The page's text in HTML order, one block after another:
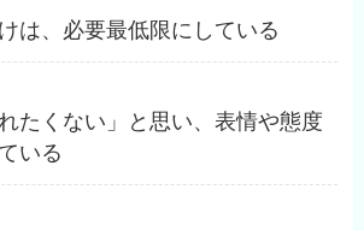
は、必要最低限にしている
たくない」と思い、表情や態度
いる